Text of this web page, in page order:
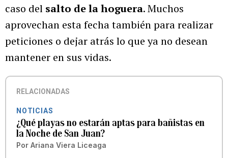
caso del salto de la hoguera. Muchos
aprovechan esta fecha también para realizar
peticiones o dejar atrás lo que ya no desean
mantener en sus vidas.
RELACIONADAS
NOTICIAS
¿Qué playas no estarán aptas para bañistas en
la Noche de San Juan?
Por Ariana Viera Liceaga